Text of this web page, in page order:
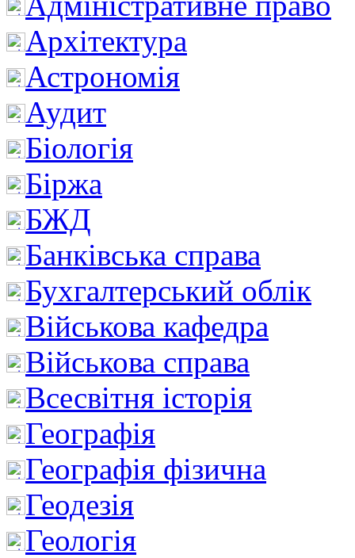
Архітектура
Астрономія
Аудит
Біологія
Біржа
БЖД
Банківська справа
Бухгалтерський облік
Військова кафедра
Військова справа
Всесвітня історія
Географія
Географія фізична
Геодезія
Геологія